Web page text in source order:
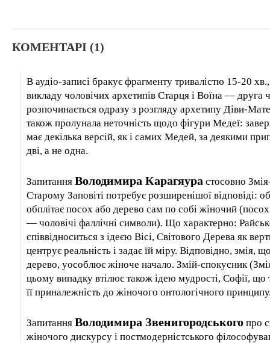
КОМЕНТАРІ (1)
В аудіо-записі бракує фрагменту тривалістю 15-20
викладу чоловічих архетипів Старця і Воїна — друга
розпочинається одразу з розгляду архетипу Діви-
також пролунала неточність щодо фігури Медеї:
має декілька версій, як і самих Медей, за деякими
дві, а не одна.
Запитання Володимира Карагяура стосовно
Старому Заповіті потребує розширенішої відповіді:
обплітає посох або дерево сам по собі жіночий (посох
— чоловічі фаллічні символи). Що характерно:
співвідноситься з ідеєю Вісі, Світового Дерева як
центрує реальність і задає їй міру. Відповідно, змія,
дерево, уособлює жіноче начало. Змій-спокусник
цьому випадку втілює також ідею мудрості, Софії, що
її приналежність до жіночого онтологічного
Запитання Володимира Звенигородського про
жіночого дискурсу і постмодерністського